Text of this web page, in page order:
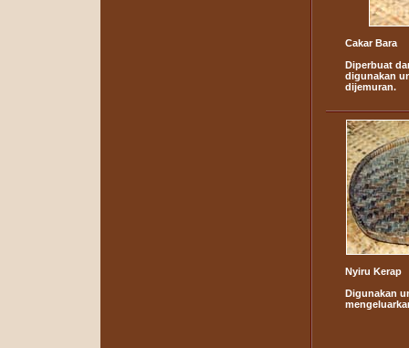
Cakar Bara
Diperbuat
digunakan
dijemuran.
Nyiru Kerap
Digunakan